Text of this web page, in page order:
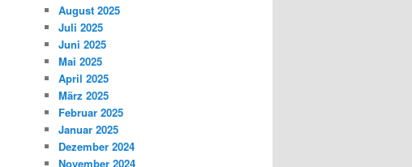
August 2025
Juli 2025
Juni 2025
Mai 2025
April 2025
März 2025
Februar 2025
Januar 2025
Dezember 2024
November 2024